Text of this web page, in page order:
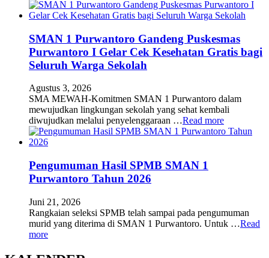
SMAN 1 Purwantoro Gandeng Puskesmas
Purwantoro I Gelar Cek Kesehatan Gratis bagi
Seluruh Warga Sekolah
Agustus 3, 2026
SMA MEWAH-Komitmen SMAN 1 Purwantoro dalam
mewujudkan lingkungan sekolah yang sehat kembali
diwujudkan melalui penyelenggaraan …Read more
Pengumuman Hasil SPMB SMAN 1
Purwantoro Tahun 2026
Juni 21, 2026
Rangkaian seleksi SPMB telah sampai pada pengumuman
murid yang diterima di SMAN 1 Purwantoro. Untuk …Read
more